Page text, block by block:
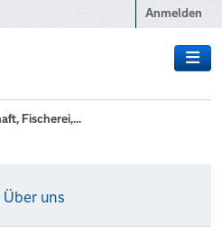
Anmelden
Fischerei,...
Über uns